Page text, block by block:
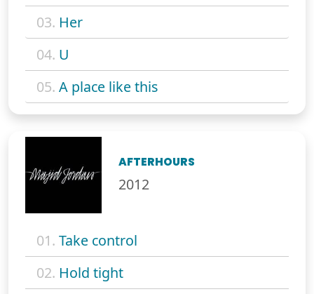
03. Her
04. U
05. A place like this
AFTERHOURS
2012
01. Take control
02. Hold tight